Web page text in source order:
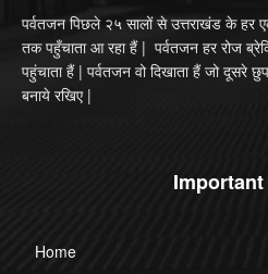
पर्वतजन पिछले २५ सालों से उत्तराखंड के हर
तक पहुँचाता आ रहा हैं | पर्वतजन हर रोज
पहुंचाता हैं | पर्वतजन वो दिखाता हैं जो दूसरे
बनाये रखिए |
Important
Home